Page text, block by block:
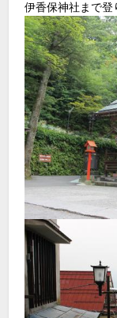
伊香保神社まで登